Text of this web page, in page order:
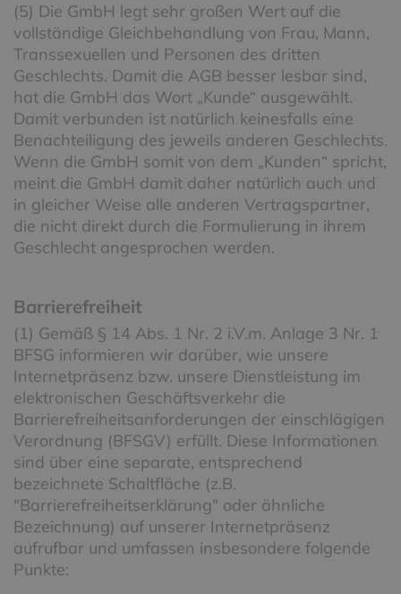
(5) Die GmbH legt sehr großen Wert auf die
vollständige Gleichbehandlung von Frau, Mann,
Transsexuellen und Personen des dritten
Geschlechts. Damit die AGB besser lesbar sind,
hat die GmbH das Wort „Kunde“ ausgewählt.
Damit verbunden ist natürlich keinesfalls eine
Benachteiligung des jeweils anderen Geschlechts.
Wenn die GmbH somit von dem „Kunden“ spricht,
meint die GmbH damit daher natürlich auch und
in gleicher Weise alle anderen Vertragspartner,
die nicht direkt durch die Formulierung in ihrem
Geschlecht angesprochen werden.
Barrierefreiheit
(1) Gemäß § 14 Abs. 1 Nr. 2 i.V.m. Anlage 3 Nr. 1
BFSG informieren wir darüber, wie unsere
Internetpräsenz bzw. unsere Dienstleistung im
elektronischen Geschäftsverkehr die
Barrierefreiheitsanforderungen der einschlägigen
Verordnung (BFSGV) erfüllt. Diese Informationen
sind über eine separate, entsprechend
bezeichnete Schaltfläche (z.B.
"Barrierefreiheitserklärung" oder ähnliche
Bezeichnung) auf unserer Internetpräsenz
aufrufbar und umfassen insbesondere folgende
Punkte: